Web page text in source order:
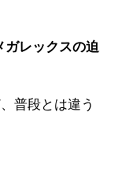
レックスの迫
普段とは違う